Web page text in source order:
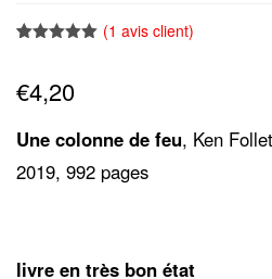
basé sur
notation
(1 avis client)
€4,20
Une colonne de feu, Ken
2019, 992 pages
livre en très bon état